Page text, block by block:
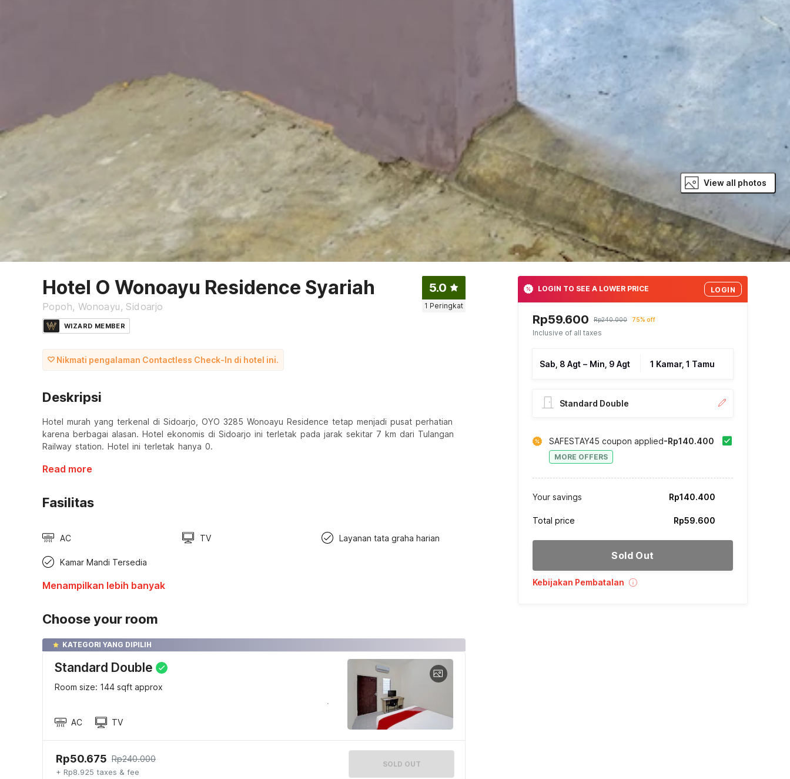
View all photos
Hotel O Wonoayu Residence Syariah
Popoh, Wonoayu, Sidoarjo
5.0
1 Peringkat
WIZARD MEMBER
Nikmati pengalaman Contactless Check-In di hotel ini.
Deskripsi
Hotel murah yang terkenal di Sidoarjo, OYO 3285 Wonoayu Residence tetap menjadi pusat perhatian
karena berbagai alasan. Hotel ekonomis di Sidoarjo ini terletak pada jarak sekitar 7 km dari Tulangan
Railway station. Hotel ini terletak hanya 0.
Read more
Fasilitas
AC TV Layanan tata graha harian
Kamar Mandi Tersedia
Menampilkan lebih banyak
Choose your room
KATEGORI YANG DIPILIH
Standard Double
Room size: 144 sqft approx
AC TV
Rp50.675 Rp240.000
+ Rp8.925 taxes & fee
SOLD OUT
LOGIN TO SEE A LOWER PRICE LOGIN
Rp59.600 Rp240.000 75% off
Inclusive of all taxes
Sab, 8 Agt – Min, 9 Agt 1 Kamar, 1 Tamu
Standard Double
SAFESTAY45 coupon applied
MORE OFFERS
-Rp140.400
Your savings Rp140.400
Total price Rp59.600
Sold Out
Kebijakan Pembatalan